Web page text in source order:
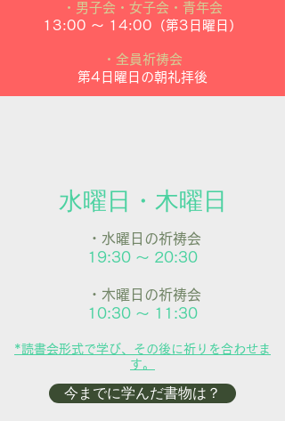
・男子会 ・女子会 ・青年会
13:00 ～ 14:00（第3日曜日）
・全員祈祷会
第4日曜日の朝礼拝後
水曜日・木曜日
・水曜日の祈祷会
19:30 ～ 20:30
・木曜日の祈祷会
10:30 ～ 11:30
*読書会形式で学び、その後に祈りを合わせま
す。
今までに学んだ書物は？